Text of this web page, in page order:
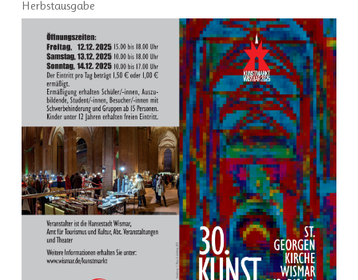
Herbstausgabe